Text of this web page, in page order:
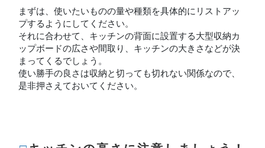
まずは、使いたいものの量や種類を具体的にリストアッ
プするようにしてください。
それに合わせて、キッチンの背面に設置する大型収納カ
ップボードの広さや間取り、キッチンの大きさなどが決
まってくるでしょう。
使い勝手の良さは収納と切っても切れない関係なので、
是非押さえておいてください。